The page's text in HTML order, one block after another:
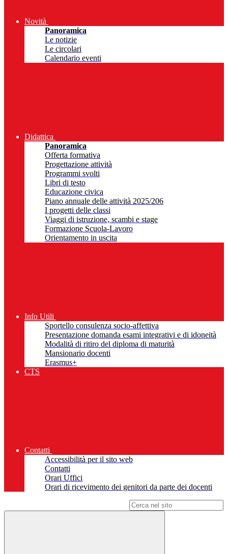
Novità
Panoramica
Le notizie
Le circolari
Calendario eventi
Didattica
Panoramica
Offerta formativa
Progettazione attività
Programmi svolti
Libri di testo
Educazione civica
Piano annuale delle attività 2025/206
I progetti delle classi
Viaggi di istruzione, scambi e stage
Formazione Scuola-Lavoro
Orientamento in uscita
Info Utili
Sportello consulenza socio-affettiva
Presentazione domanda esami integrativi e di idoneità
Modalità di ritiro del diploma di maturità
Mansionario docenti
Erasmus+
CTS
Contatti
Accessibilità per il sito web
Contatti
Orari Uffici
Orari di ricevimento dei genitori da parte dei docenti